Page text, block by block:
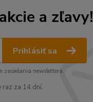
a zľavy!
Prihlásiť sa
zasielania newslettera.
za 14 dní.